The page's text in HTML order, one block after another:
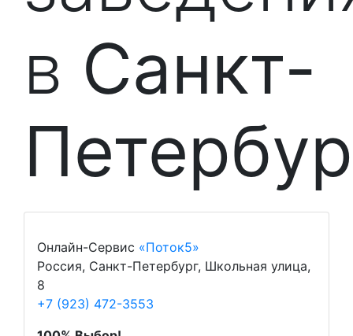
в Санкт-
Онлайн-Сервис «Поток5»
Россия, Санкт-Петербург, Школьная улица,
8
+7 (923) 472-3553